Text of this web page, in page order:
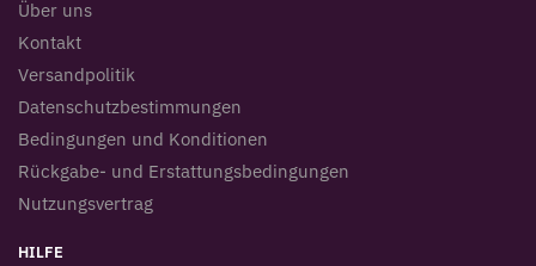
Über uns
Kontakt
Versandpolitik
Datenschutzbestimmungen
Bedingungen und Konditionen
Rückgabe- und Erstattungsbedingungen
Nutzungsvertrag
HILFE